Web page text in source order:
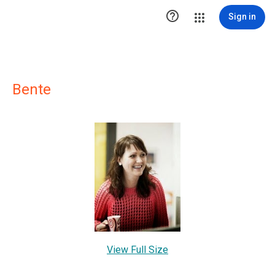
 Sign in
Bente
View Full Size